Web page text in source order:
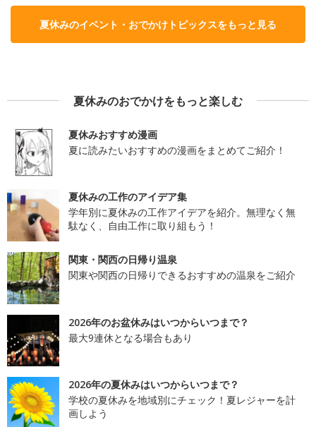
夏休みのイベント・おでかけトピックスをもっと見る
夏休みのおでかけをもっと楽しむ
夏休みおすすめ漫画
夏に読みたいおすすめの漫画をまとめてご紹介！
夏休みの工作のアイデア集
学年別に夏休みの工作アイデアを紹介。無理なく無
駄なく、自由工作に取り組もう！
関東・関西の日帰り温泉
関東や関西の日帰りできるおすすめの温泉をご紹介
2026年のお盆休みはいつからいつまで？
最大9連休となる場合もあり
2026年の夏休みはいつからいつまで？
学校の夏休みを地域別にチェック！夏レジャーを計
画しよう